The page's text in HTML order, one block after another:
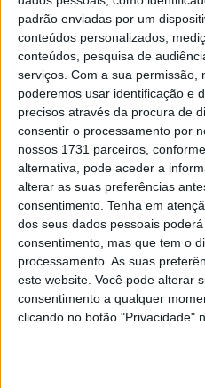
padrão enviadas por um
conteúdos personalizados,
conteúdos, pesquisa de
serviços. Com a sua permissão,
poderemos usar identificação e
precisos através da procura de
consentir o processamento por
nossos 1731 parceiros,
alternativa, pode aceder a
alterar as suas preferências
consentimento. Tenha em
dos seus dados pessoais
consentimento, mas que tem o
processamento. As suas
este website. Você pode alterar
consentimento a qualquer
clicando no botão "Privacidade"
Destaques da corrida:
Fabio Quarataro foi o homem
autoritário desde a curva 1
ataque a Francesco
a terceira corrida do ano, a
cimentando a sua liderança
escolha de pneu médio no
corrida de Quartararo,
a revalidação do título
motociclismo.
Johann Zarco foi mais forte
luta pelo segundo posto nas
francês estava tão rápido
terreno para o seu